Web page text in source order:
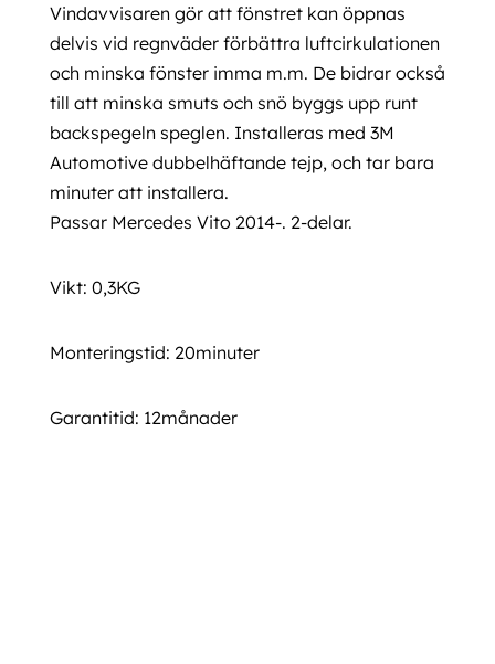
Vindavvisaren gör att fönstret kan öppnas
delvis vid regnväder förbättra luftcirkulationen
och minska fönster imma m.m. De bidrar också
till att minska smuts och snö byggs upp runt
backspegeln speglen. Installeras med 3M
Automotive dubbelhäftande tejp, och tar bara
minuter att installera.
Passar Mercedes Vito 2014-. 2-delar.
Vikt: 0,3KG
Monteringstid: 20minuter
Garantitid: 12månader